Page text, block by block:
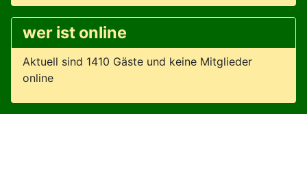
wer ist online
Aktuell sind 1410 Gäste und keine Mitglieder
online